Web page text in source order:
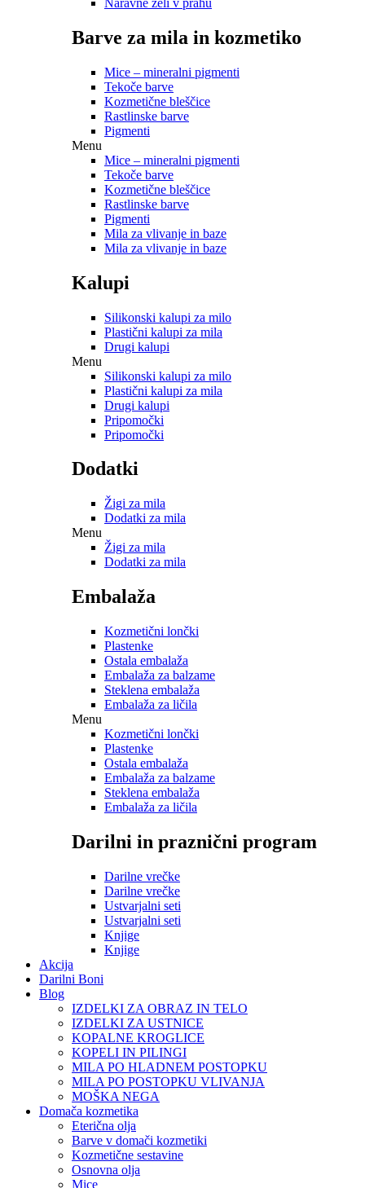
Barve za mila in kozmetiko
Mice – mineralni pigmenti
Tekoče barve
Kozmetične bleščice
Rastlinske barve
Pigmenti
Menu
Mice – mineralni pigmenti
Tekoče barve
Kozmetične bleščice
Rastlinske barve
Pigmenti
Mila za vlivanje in baze
Mila za vlivanje in baze
Kalupi
Silikonski kalupi za milo
Plastični kalupi za mila
Drugi kalupi
Menu
Silikonski kalupi za milo
Plastični kalupi za mila
Drugi kalupi
Pripomočki
Pripomočki
Dodatki
Žigi za mila
Dodatki za mila
Menu
Žigi za mila
Dodatki za mila
Embalaža
Kozmetični lončki
Plastenke
Ostala embalaža
Embalaža za balzame
Steklena embalaža
Embalaža za ličila
Menu
Kozmetični lončki
Plastenke
Ostala embalaža
Embalaža za balzame
Steklena embalaža
Embalaža za ličila
Darilni in praznični program
Darilne vrečke
Darilne vrečke
Ustvarjalni seti
Ustvarjalni seti
Knjige
Knjige
Akcija
Darilni Boni
Blog
IZDELKI ZA OBRAZ IN TELO
IZDELKI ZA USTNICE
KOPALNE KROGLICE
KOPELI IN PILINGI
MILA PO HLADNEM POSTOPKU
MILA PO POSTOPKU VLIVANJA
MOŠKA NEGA
Domača kozmetika
Eterična olja
Barve v domači kozmetiki
Kozmetične sestavine
Osnovna olja
Mice